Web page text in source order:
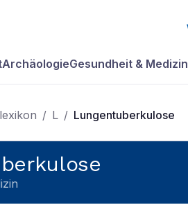
ArchäologieGesundheit & Medizin
/ L / Lungentuberkulose